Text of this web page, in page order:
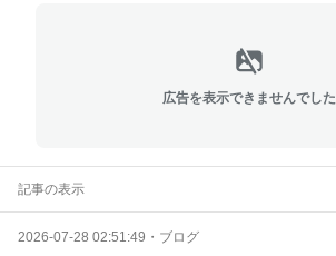
広告を表示できませんでした
記事の表示
2026-07-28 02:51:49 ・ ブログ